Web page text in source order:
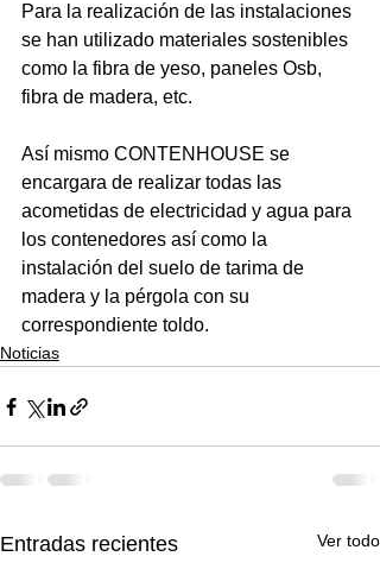
Para la realización de las instalaciones
se han utilizado materiales sostenibles
como la fibra de yeso, paneles Osb,
fibra de madera, etc.
Así mismo CONTENHOUSE se
encargara de realizar todas las
acometidas de electricidad y agua para
los contenedores así como la
instalación del suelo de tarima de
madera y la pérgola con su
correspondiente toldo.
Noticias
Entradas recientes Ver todo